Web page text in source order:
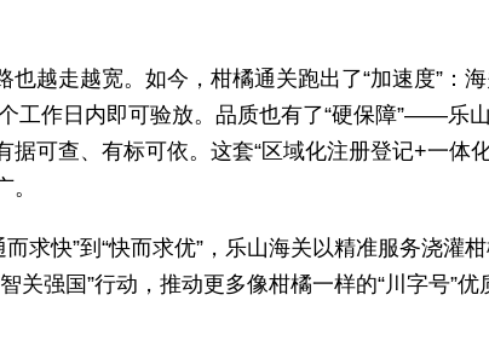
也越走越宽。如今，柑橘通关跑出了“加速度”：
工作日内即可验放。品质也有了“硬保障”——乐
可查、有标可依。这套“区域化注册登记+一体
而求快”到“快而求优”，乐山海关以精准服务浇灌
关强国”行动，推动更多像柑橘一样的“川字号”